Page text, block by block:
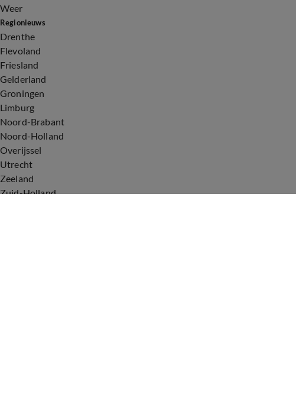
Weer
Regionieuws
Drenthe
Flevoland
Friesland
Gelderland
Groningen
Limburg
Noord-Brabant
Noord-Holland
Overijssel
Utrecht
Zeeland
Zuid-Holland